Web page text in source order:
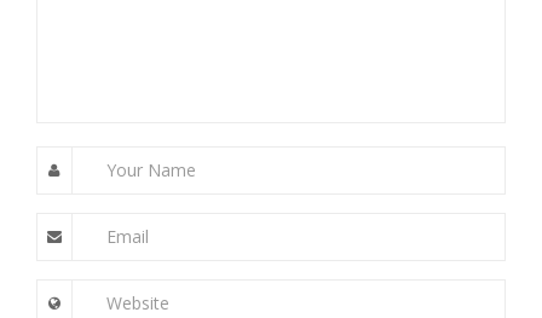
Your Name
Email
Website